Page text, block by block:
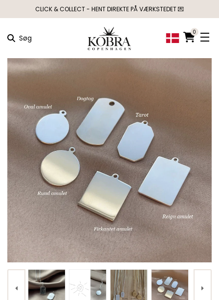
CLICK & COLLECT - HENT DIREKTE PÅ VÆRKSTEDET 💌
Søg 0
MÅSKE KUNNE
NOGLE AF DISSE
PRODUKTER HAVE
DIN INTERESSE?
×